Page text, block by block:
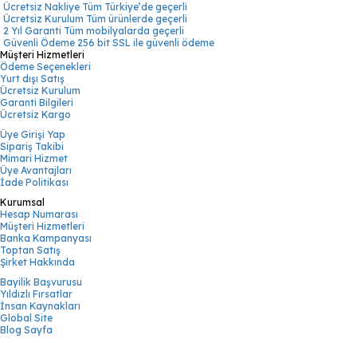
Ücretsiz Nakliye Tüm Türkiye’de geçerli
Ücretsiz Kurulum Tüm ürünlerde geçerli
2 Yıl Garanti Tüm mobilyalarda geçerli
Güvenli Ödeme 256 bit SSL ile güvenli ödeme
Müşteri Hizmetleri
Ödeme Seçenekleri
Yurt dışı Satış
Ücretsiz Kurulum
Garanti Bilgileri
Ücretsiz Kargo
Üye Girişi Yap
Sipariş Takibi
Mimari Hizmet
Üye Avantajları
İade Politikası
Kurumsal
Hesap Numarası
Müşteri Hizmetleri
Banka Kampanyası
Toptan Satış
Şirket Hakkında
Bayilik Başvurusu
Yıldızlı Fırsatlar
İnsan Kaynakları
Global Site
Blog Sayfa